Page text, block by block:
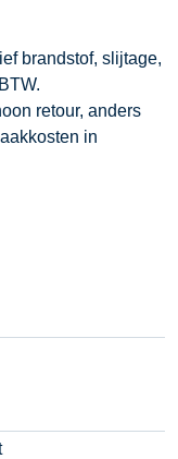
brandstof, slijtage,
retour, anders
in